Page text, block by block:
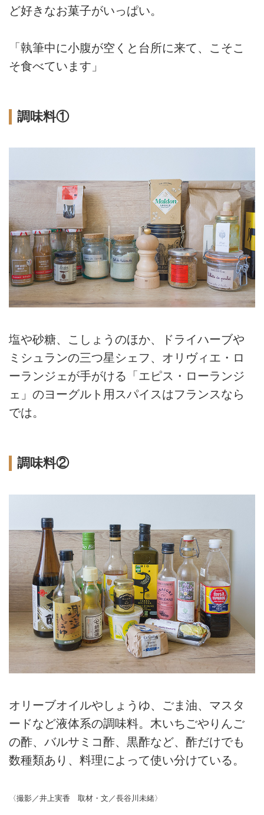
ど好きなお菓子がいっぱい。
「執筆中に小腹が空くと台所に来て、こそこ
そ食べています」
調味料①
塩や砂糖、こしょうのほか、ドライハーブや
ミシュランの三つ星シェフ、オリヴィエ・ロ
ーランジェが手がける「エピス・ローランジ
ェ」のヨーグルト用スパイスはフランスなら
では。
調味料②
オリーブオイルやしょうゆ、ごま油、マスタ
ードなど液体系の調味料。木いちごやりんご
の酢、バルサミコ酢、黒酢など、酢だけでも
数種類あり、料理によって使い分けている。
〈撮影／井上実香 取材・文／長谷川未緒〉